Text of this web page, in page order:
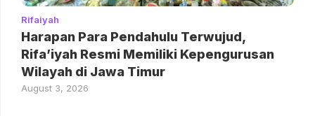
Rifaiyah
Harapan Para Pendahulu Terwujud,
Rifa’iyah Resmi Memiliki Kepengurusan
Wilayah di Jawa Timur
August 3, 2026